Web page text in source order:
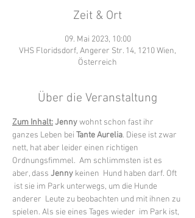
Zeit & Ort
09. Mai 2023, 10:00
VHS Floridsdorf, Angerer Str. 14, 1210 Wien,
Österreich
Über die Veranstaltung
Zum Inhalt: Jenny wohnt schon fast ihr
ganzes Leben bei Tante Aurelia. Diese ist zwar
nett, hat aber leider einen richtigen
Ordnungsfimmel.  Am schlimmsten ist es
aber, dass Jenny keinen  Hund haben darf. Oft
ist sie im Park unterwegs, um die Hunde
anderer  Leute zu beobachten und mit ihnen zu
spielen. Als sie eines Tages wieder  im Park ist,